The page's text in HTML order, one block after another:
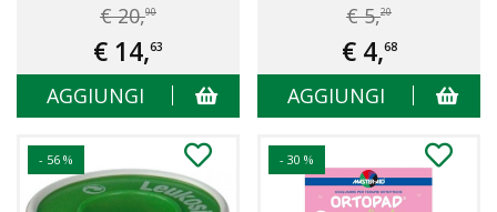
€ 20,90
€ 14,63
AGGIUNGI
€ 5,20
€ 4,68
AGGIUNGI
- 56 % - 30 %